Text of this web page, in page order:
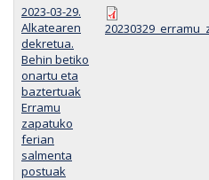
2023-03-29.
Alkatearen
dekretua.
Behin betiko
onartu eta
baztertuak
Erramu
zapatuko
ferian
salmenta
postuak